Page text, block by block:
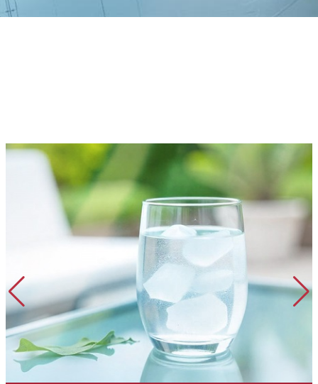
Getränkeindustrie
Wein – Bier – Wasser – Fruchtsäfte und kohlensäurehaltige
Getränke – Spirituosen
MEHR